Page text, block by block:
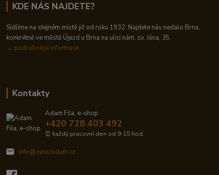
KDE NÁS NAJDETE?
Sídlíme na stejném místě již od roku 1932. Najdete nás nedalo Brna,
konkrétně ve městě Újezd u Brna na ulici nám. sv. Jána, 35.
→ podrobnější informace
Kontakty
Adam Fila, e-shop
+420 728 403 492
⏰ každý pracovní den od 9-15 hod.
info@zelezodum.cz